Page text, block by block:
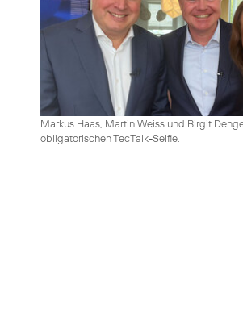
Markus Haas, Martin Weiss und Birgit
obligatorischen TecTalk-Selfie.